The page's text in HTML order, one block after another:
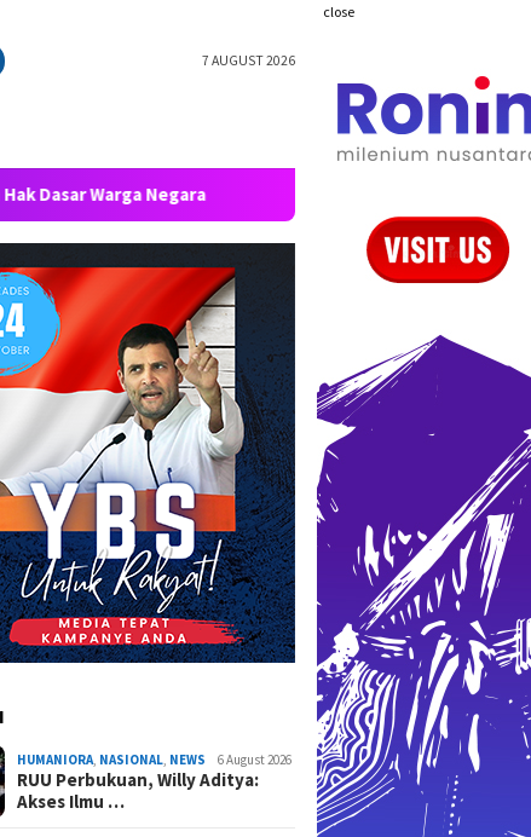
close
7 AUGUST 2026
Juniver Girsang Minta RUU Perampasan Aset
HUMANIORA NASIONAL NEWS 6 August 2026
RUU Perbukuan, Willy Aditya:
Akses Ilmu …